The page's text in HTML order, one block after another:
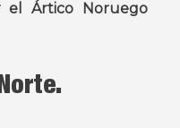
el Ártico Noruego